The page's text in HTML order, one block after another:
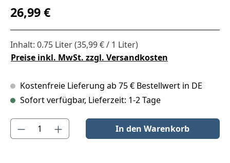
Regulärer Preis:
26,99 €
Inhalt: 0.75 Liter(35,99 € / 1 Liter)
Preise inkl. MwSt. zzgl. Versandkosten
Kostenfreie Lieferung ab 75 € Bestellwert in DE
Sofort verfügbar, Lieferzeit: 1-2 Tage
Produkt Anzahl: Gib den gewünschten Wert ein oder benutze
In den Warenkorb